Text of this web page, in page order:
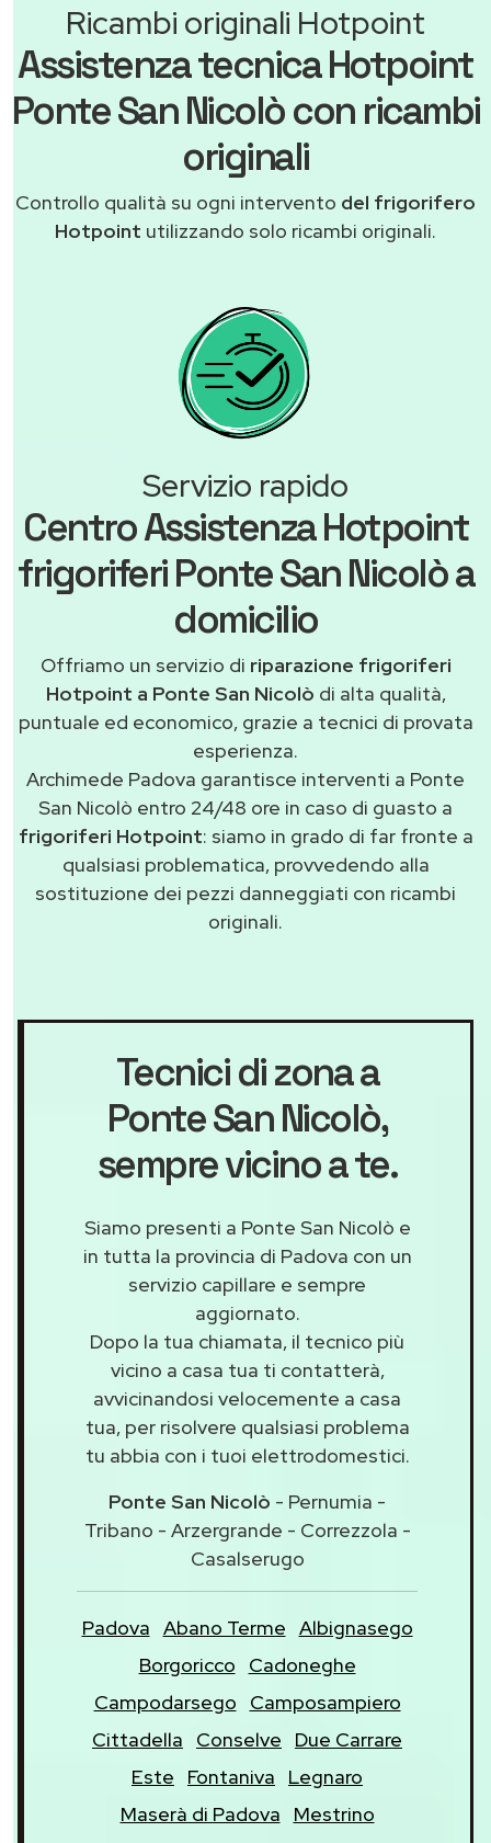
Ricambi originali Hotpoint
Assistenza tecnica Hotpoint
Ponte San Nicolò con ricambi
originali
Controllo qualità su ogni intervento del frigorifero
Hotpoint utilizzando solo ricambi originali.
Servizio rapido
Centro Assistenza Hotpoint
frigoriferi Ponte San Nicolò a
domicilio
Offriamo un servizio di riparazione frigoriferi
Hotpoint a Ponte San Nicolò di alta qualità,
puntuale ed economico, grazie a tecnici di provata
esperienza.
Archimede Padova garantisce interventi a Ponte
San Nicolò entro 24/48 ore in caso di guasto a
frigoriferi Hotpoint: siamo in grado di far fronte a
qualsiasi problematica, provvedendo alla
sostituzione dei pezzi danneggiati con ricambi
originali.
Tecnici di zona a
Ponte San Nicolò,
sempre vicino a te.
Siamo presenti a Ponte San Nicolò e
in tutta la provincia di Padova con un
servizio capillare e sempre
aggiornato.
Dopo la tua chiamata, il tecnico più
vicino a casa tua ti contatterà,
avvicinandosi velocemente a casa
tua, per risolvere qualsiasi problema
tu abbia con i tuoi elettrodomestici.
Ponte San Nicolò - Pernumia -
Tribano - Arzergrande - Correzzola -
Casalserugo
Padova Abano Terme Albignasego
Borgoricco
Cadoneghe
Campodarsego
Camposampiero
Cittadella
Conselve
Due Carrare
Este
Fontaniva
Legnaro
Maserà di Padova
Mestrino